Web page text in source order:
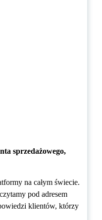
sprzedażowego,
na całym świecie.
pod adresem
klientów, którzy